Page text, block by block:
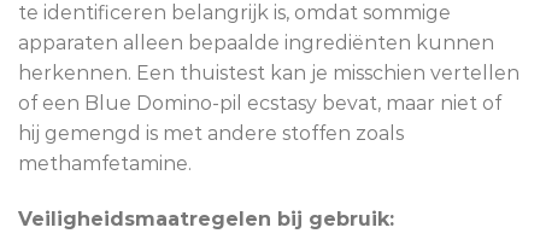
te identificeren belangrijk is, omdat sommige
apparaten alleen bepaalde ingrediënten kunnen
herkennen. Een thuistest kan je misschien vertellen
of een Blue Domino-pil ecstasy bevat, maar niet of
hij gemengd is met andere stoffen zoals
methamfetamine.
Veiligheidsmaatregelen bij gebruik: